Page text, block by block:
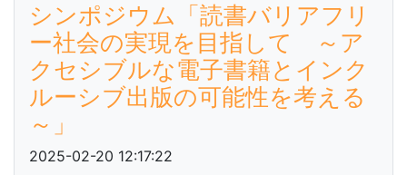
シンポジウム「読書バリアフリ
ー社会の実現を目指して ～ア
クセシブルな電子書籍とインク
ルーシブ出版の可能性を考える
～」
2025-02-20 12:17:22